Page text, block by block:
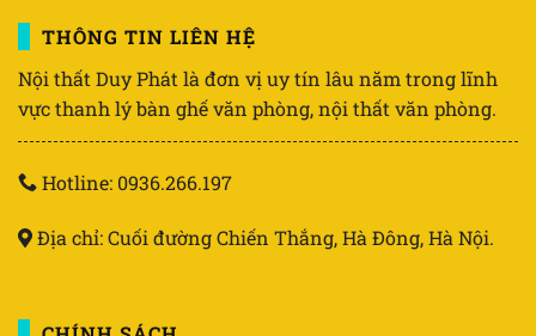
THÔNG TIN LIÊN HỆ
Nội thất Duy Phát là đơn vị uy tín lâu năm trong lĩnh
vực thanh lý bàn ghế văn phòng, nội thất văn phòng.
Hotline: 0936.266.197
Địa chỉ: Cuối đường Chiến Thắng, Hà Đông, Hà Nội.